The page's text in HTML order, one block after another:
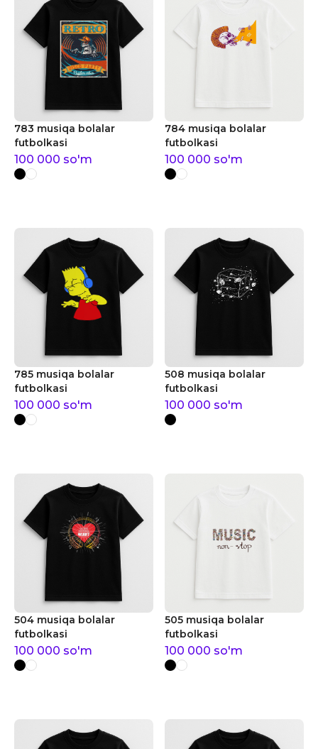
783 musiqa bolalar
futbolkasi
100 000 so'm
784 musiqa bolalar
futbolkasi
100 000 so'm
785 musiqa bolalar
futbolkasi
100 000 so'm
508 musiqa bolalar
futbolkasi
100 000 so'm
504 musiqa bolalar
futbolkasi
100 000 so'm
505 musiqa bolalar
futbolkasi
100 000 so'm